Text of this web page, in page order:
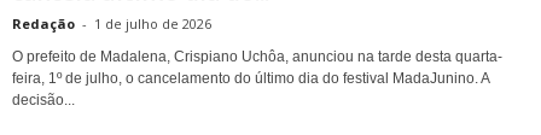
Redação - 1 de julho de 2026
O prefeito de Madalena, Crispiano Uchôa, anunciou na tarde desta quarta-
feira, 1º de julho, o cancelamento do último dia do festival MadaJunino. A
decisão...